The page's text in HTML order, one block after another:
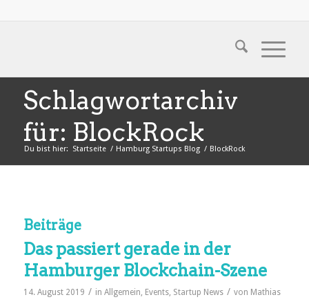
Schlagwortarchiv
für: BlockRock
Du bist hier: Startseite / Hamburg Startups Blog / BlockRock
Beiträge
Das passiert gerade in der
Hamburger Blockchain-Szene
14. August 2019 / in Allgemein, Events, Startup News / von Mathias